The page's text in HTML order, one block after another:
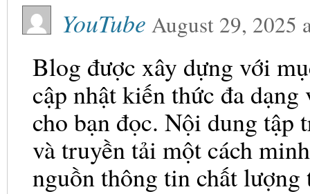
YouTube August 29, 2025
Blog được xây dựng với
cập nhật kiến thức đa
cho bạn đọc. Nội dung tập
và truyền tải một cách
nguồn thông tin chất